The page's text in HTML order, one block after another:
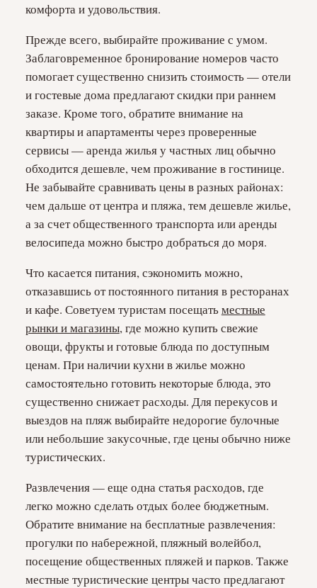
комфорта и удовольствия.
Прежде всего, выбирайте проживание с умом.
Заблаговременное бронирование номеров часто
помогает существенно снизить стоимость — отели
и гостевые дома предлагают скидки при раннем
заказе. Кроме того, обратите внимание на
квартиры и апартаменты через проверенные
сервисы — аренда жилья у частных лиц обычно
обходится дешевле, чем проживание в гостинице.
Не забывайте сравнивать цены в разных районах:
чем дальше от центра и пляжа, тем дешевле жилье,
а за счет общественного транспорта или аренды
велосипеда можно быстро добраться до моря.
Что касается питания, сэкономить можно,
отказавшись от постоянного питания в ресторанах
и кафе. Советуем туристам посещатьместные
рынки и магазины, где можно купить свежие
овощи, фрукты и готовые блюда по доступным
ценам. При наличии кухни в жилье можно
самостоятельно готовить некоторые блюда, это
существенно снижает расходы. Для перекусов и
выездов на пляж выбирайте недорогие булочные
или небольшие закусочные, где цены обычно ниже
туристических.
Развлечения — еще одна статья расходов, где
легко можно сделать отдых более бюджетным.
Обратите внимание на бесплатные развлечения:
прогулки по набережной, пляжный волейбол,
посещение общественных пляжей и парков. Также
местные туристические центры часто предлагают